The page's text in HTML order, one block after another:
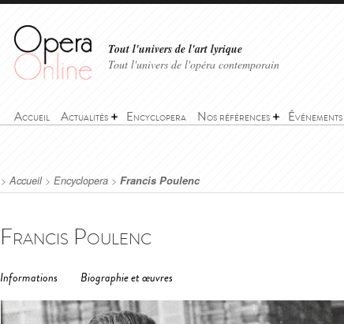
Tout l'univers de l'art lyrique
Tout l'univers de l'opéra contemporain
Accueil Actualités Encyclopera Nos références Événements
>Accueil> Encyclopera > Francis Poulenc
Francis Poulenc
Informations Biographie et œuvres